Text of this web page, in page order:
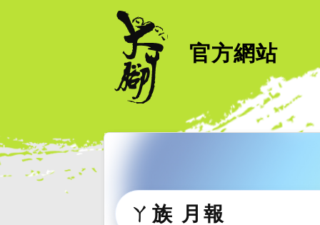
官方網站
ㄚ族 月報